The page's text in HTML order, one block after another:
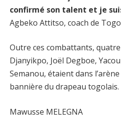
confirmé son talent et je
Agbeko Attitso, coach de
Outre ces combattants,
Djanyikpo, Joël Degboe,
Semanou, étaient dans
bannière du drapeau togolais.
Mawusse MELEGNA